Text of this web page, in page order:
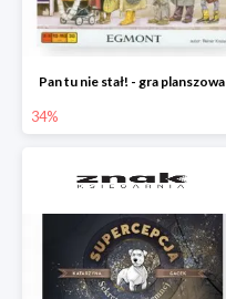
Pan tu nie stał! - gra planszowa
34%